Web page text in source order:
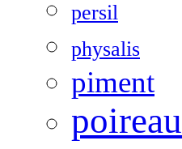
persil
physalis
piment
poireau